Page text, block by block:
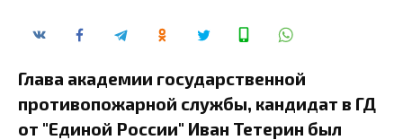
Глава академии государственной
противопожарной службы, кандидат в ГД
от "Единой России" Иван Тетерин был